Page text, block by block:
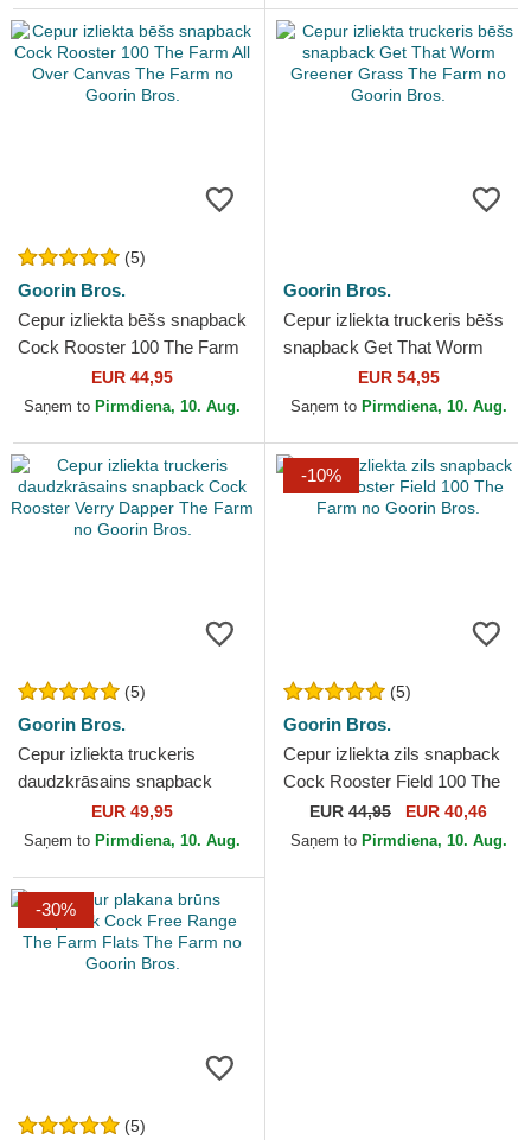
(5)
Goorin Bros.
Cepur izliekta bēšs snapback
Cock Rooster 100 The Farm
All Over Canvas The Farm
no Goorin Bros.
EUR 44,95
Saņem to Pirmdiena, 10. Aug.
Goorin Bros.
Cepur izliekta truckeris bēšs
snapback Get That Worm
Greener Grass The Farm no
Goorin Bros.
EUR 54,95
Saņem to Pirmdiena, 10. Aug.
(5)
Goorin Bros.
Cepur izliekta truckeris
daudzkrāsains snapback
Cock Rooster Verry Dapper
The Farm no Goorin Bros.
EUR 49,95
Saņem to Pirmdiena, 10. Aug.
-10%
(5)
Goorin Bros.
Cepur izliekta zils snapback
Cock Rooster Field 100 The
Farm no Goorin Bros.
EUR 44,95 EUR 40,46
Saņem to Pirmdiena, 10. Aug.
-30%
(5)